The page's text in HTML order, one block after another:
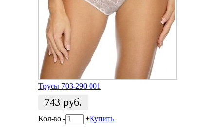
Трусы 703-290 001
743 руб.
Кол-во- +Купить